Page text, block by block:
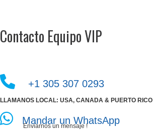
Contacto Equipo VIP
+1 305 307 0293
LLAMANOS LOCAL: USA, CANADA & PUERTO RICO
Mandar un WhatsApp
Enviarnos un mensaje !